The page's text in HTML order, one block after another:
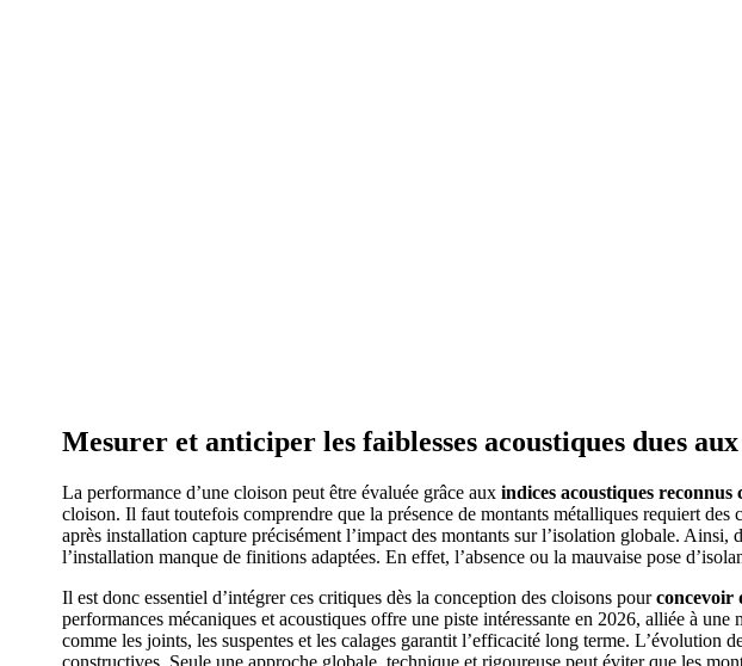
Mesurer et anticiper les faiblesses acoustiques dues
La performance d’une cloison peut être évaluée grâce aux indices acoustiques
cloison. Il faut toutefois comprendre que la présence de montants métalliques requiert
après installation capture précisément l’impact des montants sur l’isolation globale.
l’installation manque de finitions adaptées. En effet, l’absence ou la mauvaise pose
Il est donc essentiel d’intégrer ces critiques dès la conception des cloisons pourconcevoir
performances mécaniques et acoustiques offre une piste intéressante en 2026, alliée à
comme les joints, les suspentes et les calages garantit l’efficacité long terme. L’évolution
constructives. Seule une approche globale, technique et rigoureuse peut éviter que les